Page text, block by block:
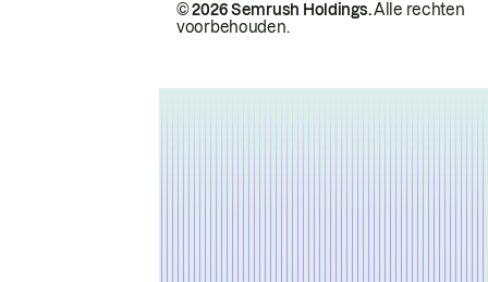
© 2026 Semrush Holdings.Alle rechten
voorbehouden.